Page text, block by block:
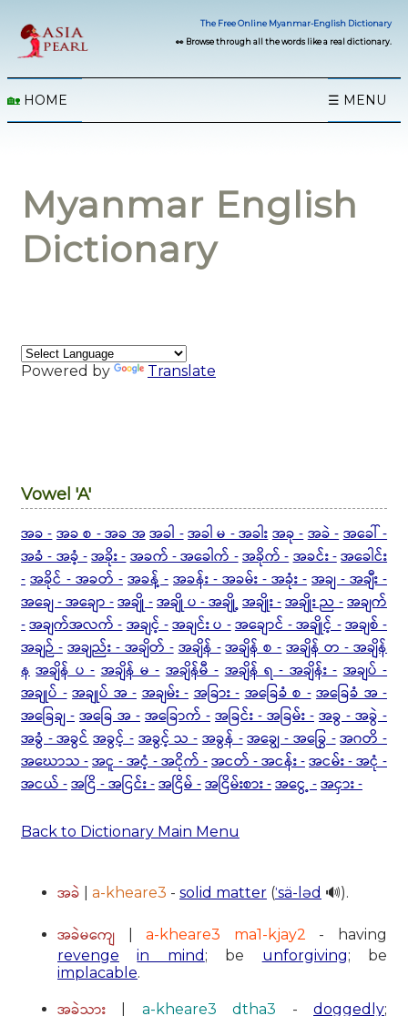
The Free Online Myanmar-English Dictionary
👀 Browse through all the words like a real dictionary.
🏡 HOME ☰ MENU
Myanmar English
Dictionary
Powered by Translate
Vowel 'A'
အခ -အခ စ - အခ အအခါ -အခါ မ - အခါးအခု -အခဲ -အခေါ် -
အခံ - အခံ့ -အခိုး -အခက် - အခေါက် -အခိုက် -အခင်း -အခေါင်း
- အခိုင် - အခတ် - အခန့် - အခန်း - အခမ်း - အခုံး - အချ - အချီး -
အချေ - အချော -အချို -အချို ပ - အချို့ အချိုး -အချိုး ည -အချက်
-အချက်အလက် -အချင့် -အချင်း ပ -အချောင် - အချိုင့် -အချစ် -
အချဉ် -အချည်း - အချိတ် -အချိန် -အချိန် စ -အချိန် တ - အချိန်
န အချိန် ပ - အချိန် မ - အချိန်မီ - အချိန် ရ - အချိန်း - အချပ် -
အချုပ် - အချုပ် အ - အချမ်း - အခြား - အခြေခံ စ - အခြေခံ အ -
အခြေချ - အခြေ အ - အခြောက် - အခြင်း - အခြမ်း - အခွ - အခွဲ -
အခွံ - အခွင်အခွင့် -အခွင့် သ -အခွန် -အချွေ - အခြွေ -အဂတိ -
အဃောသ -အငူ - အငံ့ - အငိုက် -အငတ် - အငန်း -အငမ်း - အငုံ -
အငယ် -အငြိ - အငြင်း -အငြိမ် -အငြိမ်းစား -အငွေ့ -အငှား -
Back to Dictionary Main Menu
အခဲ a-kheare3 - solid matter (ˈsä-ləd 🔊).
အခဲမကျေ |a-kheare3 ma1-kjay2 - having
revenge
in mind ; be unforgiving; be
implacable.
အခဲသား a-kheare3 dtha3 -doggedly;